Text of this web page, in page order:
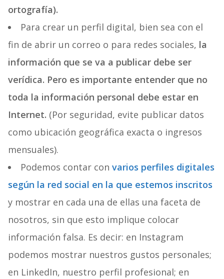
ortografía).
Para crear un perfil digital, bien sea con el
fin de abrir un correo o para redes sociales, la
información que se va a publicar debe ser
verídica. Pero es importante entender que no
toda la información personal debe estar en
Internet. (Por seguridad, evite publicar datos
como ubicación geográfica exacta o ingresos
mensuales).
Podemos contar con varios perfiles digitales
según la red social en la que estemos inscritos
y mostrar en cada una de ellas una faceta de
nosotros, sin que esto implique colocar
información falsa. Es decir: en Instagram
podemos mostrar nuestros gustos personales;
en LinkedIn, nuestro perfil profesional; en